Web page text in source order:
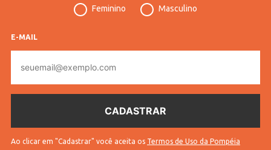
Confecção Convencional
Idade
Feminino Masculino
E-MAIL
mail
Ao clicar em "Cadastrar" você aceita os Termos de Uso da Pompéia